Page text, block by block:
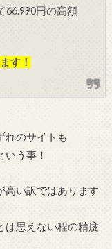
66.990円の高額
す！
れのサイトも
う事！
高い訳ではあります
は思えない程の精度